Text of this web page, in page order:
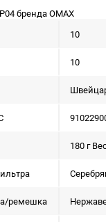
бренда OMAX
10
10
180 г
ремешка